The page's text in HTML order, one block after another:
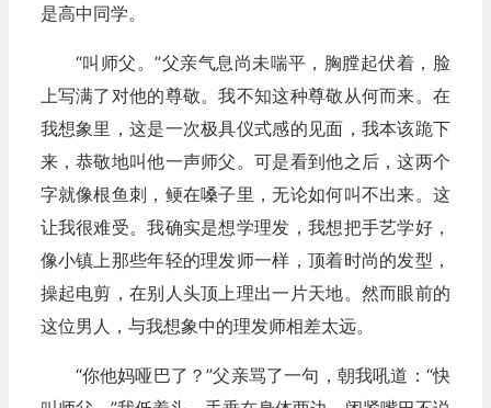
是高中同学。
“叫师父。”父亲气息尚未喘平，胸膛起伏着，脸
上写满了对他的尊敬。我不知这种尊敬从何而来。在
我想象里，这是一次极具仪式感的见面，我本该跪下
来，恭敬地叫他一声师父。可是看到他之后，这两个
字就像根鱼刺，鲠在嗓子里，无论如何叫不出来。这
让我很难受。我确实是想学理发，我想把手艺学好，
像小镇上那些年轻的理发师一样，顶着时尚的发型，
操起电剪，在别人头顶上理出一片天地。然而眼前的
这位男人，与我想象中的理发师相差太远。
“你他妈哑巴了？”父亲骂了一句，朝我吼道：“快